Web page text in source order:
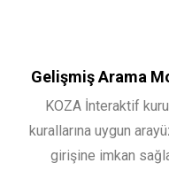
Gelişmiş Arama
KOZA İnteraktif
kurallarına uygun
girişine imkan